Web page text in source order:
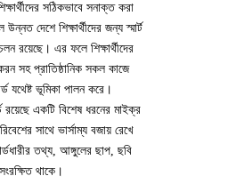
সঠিকভাবে সনাক্ত করা
দেশে শিক্ষার্থীদের জন্য স্মার্ট
রয়েছে। এর ফলে শিক্ষার্থীদের
সহ প্রাতিষ্ঠানিক সকল কাজে
যথেষ্ট ভূমিকা পালন করে।
রয়েছে একটি বিশেষ ধরনের মাইক্র
সাথে ভার্সাম্য বজায় রেখে
তথ্য, আঙ্গুলের ছাপ, ছবি
থাকে।